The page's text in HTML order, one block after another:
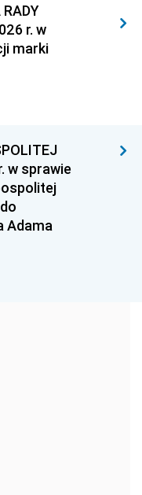
2009
2006
1994
1991
1985
r. w
marki
w sprawie
Adama